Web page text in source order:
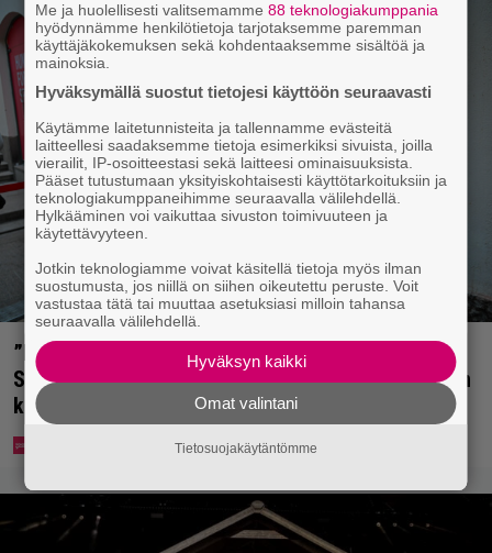
”Mitä isompi vehje, sen paremmin kulkee” –
Susanna Penttilä suuntasi Bangbussinsa Helsingin
keskustaan
Me ja huolellisesti valitsemamme88 teknologiakumppania
hyödynnämme henkilötietoja tarjotaksemme paremman
käyttäjäkokemuksen sekä kohdentaaksemme sisältöä ja
mainoksia.
Hyväksymällä suostut tietojesi käyttöön seuraavasti
Käytämme laitetunnisteita ja tallennamme evästeitä
laitteellesi saadaksemme tietoja esimerkiksi sivuista, joilla
vierailit, IP-osoitteestasi sekä laitteesi ominaisuuksista.
Pääset tutustumaan yksityiskohtaisesti käyttötarkoituksiin ja
teknologiakumppaneihimme seuraavalla välilehdellä.
Hylkääminen voi vaikuttaa sivuston toimivuuteen ja
käytettävyyteen.
Jotkin teknologiamme voivat käsitellä tietoja myös ilman
suostumusta, jos niillä on siihen oikeutettu peruste. Voit
vastustaa tätä tai muuttaa asetuksiasi milloin tahansa
seuraavalla välilehdellä.
Hyväksyn kaikki
Omat valintani
Tietosuojakäytäntömme